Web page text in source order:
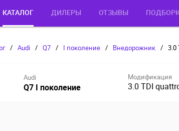
КАТАЛОГ ДИЛЕРЫ ОТЗЫВЫ
/ Audi / Q7 / I поколение / Внедорожник / 3.0
Audi
Q7 I поколение
Модификация
3.0 TDI